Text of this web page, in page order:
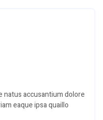
natus accusantium dolore
eaque ipsa quaillo